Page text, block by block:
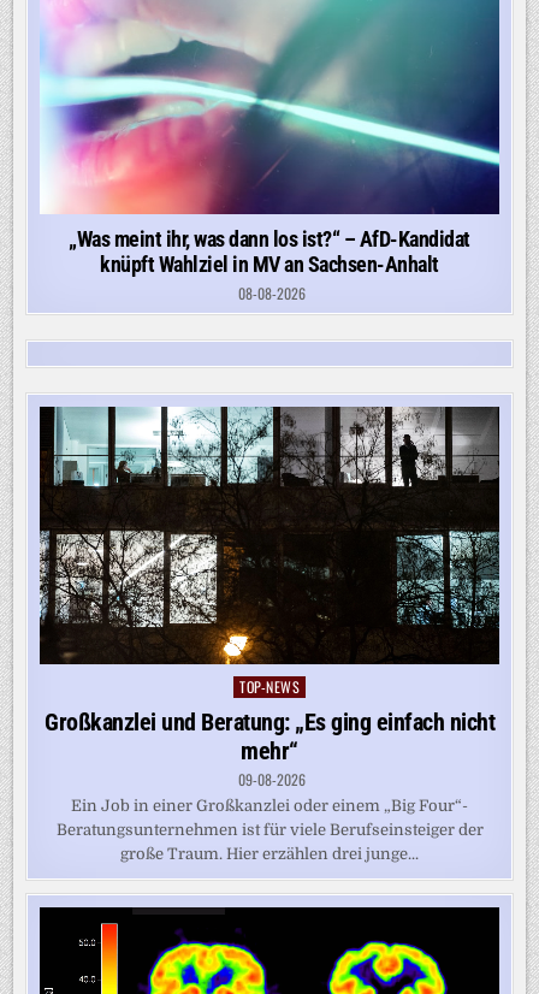
„Was meint ihr, was dann los ist?“ – AfD-Kandidat
knüpft Wahlziel in MV an Sachsen-Anhalt
08-08-2026
Posted
in
TOP-NEWS
Großkanzlei und Beratung: „Es ging einfach nicht
mehr“
09-08-2026
Ein Job in einer Großkanzlei oder einem „Big Four“-
Beratungsunternehmen ist für viele Berufseinsteiger der
große Traum. Hier erzählen drei junge...